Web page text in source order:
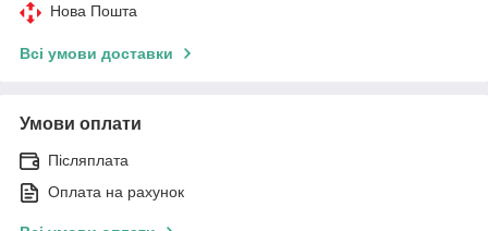
Нова Пошта
Всі умови доставки
Умови оплати
Післяплата
Оплата на рахунок